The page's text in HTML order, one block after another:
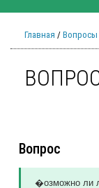
Главная / Вопросы
Вопрос
�озможно ли